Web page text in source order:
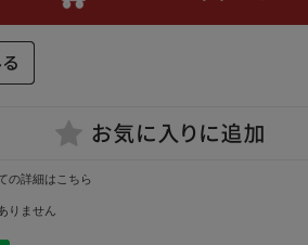
の詳細はこちら
りません